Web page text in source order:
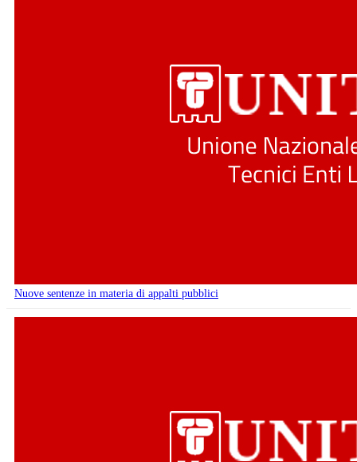
Nuove sentenze in materia di appalti pubblici